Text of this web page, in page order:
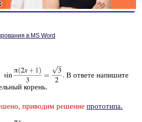
в MS Word
В от­ве­те на­пи­ши­те
ко­рень.
при­во­дим ре­ше­ние про­то­ти­па.